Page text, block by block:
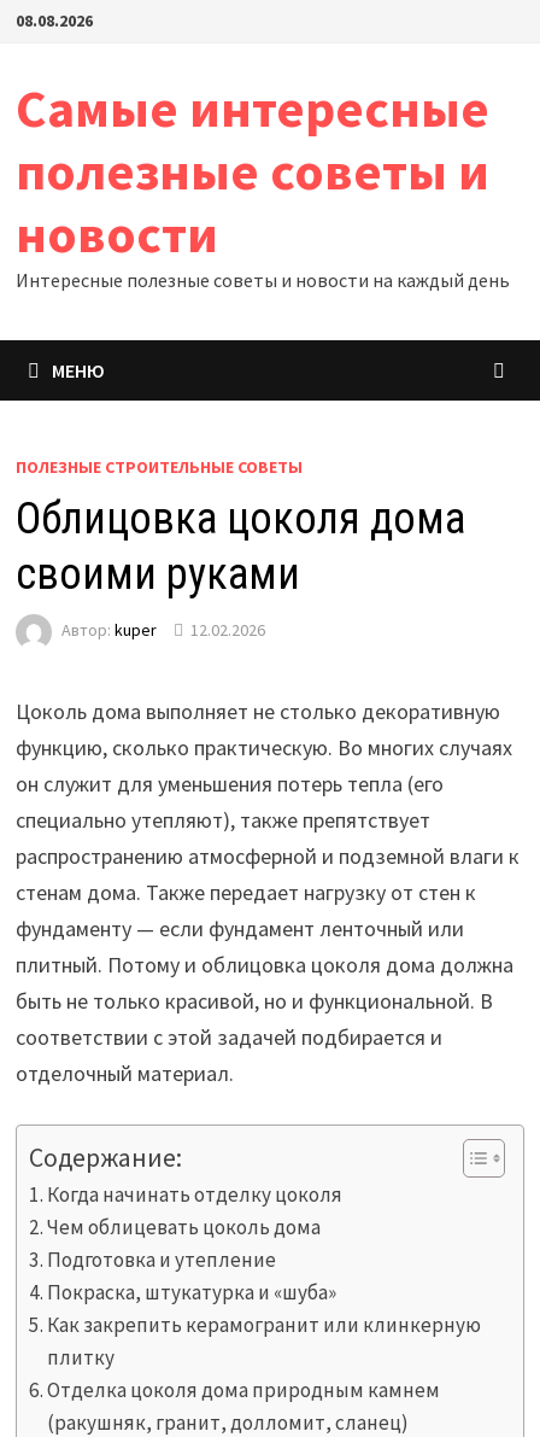
Перейти
08.08.2026
Самые интересные
полезные советы и
новости
Интересные полезные советы и новости на каждый день
МЕНЮ
ПОЛЕЗНЫЕ СТРОИТЕЛЬНЫЕ СОВЕТЫ
Облицовка цоколя дома
своими руками
Автор: kuper 12.02.2026
Цоколь дома выполняет не столько декоративную
функцию, сколько практическую. Во многих случаях
он служит для уменьшения потерь тепла (его
специально утепляют), также препятствует
распространению атмосферной и подземной влаги к
стенам дома. Также передает нагрузку от стен к
фундаменту — если фундамент ленточный или
плитный. Потому и облицовка цоколя дома должна
быть не только красивой, но и функциональной. В
соответствии с этой задачей подбирается и
отделочный материал.
Содержание:
Когда начинать отделку цоколя
Чем облицевать цоколь дома
Подготовка и утепление
Покраска, штукатурка и «шуба»
Как закрепить керамогранит или клинкерную
плитку
Отделка цоколя дома природным камнем
(ракушняк, гранит, долломит, сланец)